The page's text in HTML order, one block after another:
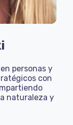
personas y
con
naturaleza y